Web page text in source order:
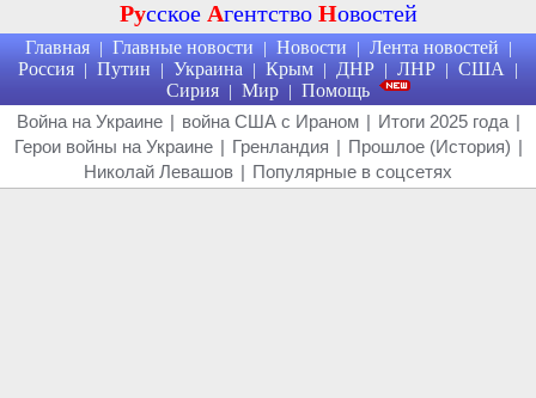
Русское Агентство Новостей
Главная | Главные новости | Новости | Лента новостей |
Россия | Путин | Украина | Крым | ДНР | ЛНР | США |
Сирия | Мир | Помощь
Война на Украине | война США с Ираном | Итоги 2025 года |
Герои войны на Украине | Гренландия | Прошлое (История) |
Николай Левашов | Популярные в соцсетях